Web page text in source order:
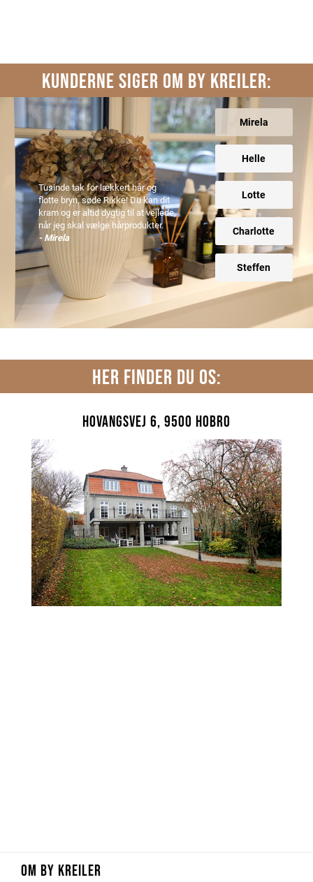
KUNDERNE SIGER OM BY KREILER:
Mirela
Helle
Lotte
Charlotte
Steffen
Tusinde tak for lækkert hår og
flotte bryn, søde Rikke! Du kan dit
kram og er altid dygtig til at vejlede,
når jeg skal vælge hårprodukter.
- Mirela
HER FINDER DU OS:
Hovangsvej 6, 9500 Hobro
OM BY KREILER